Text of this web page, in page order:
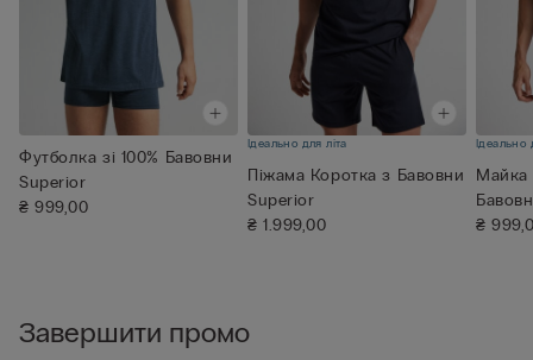
Футболка зі 100% Бавовни
Superior
₴ 999,00
Ідеально для літа
Піжама Коротка з Бавовни
Superior
₴ 1.999,00
Ідеально
Майка
₴
Завершити промо